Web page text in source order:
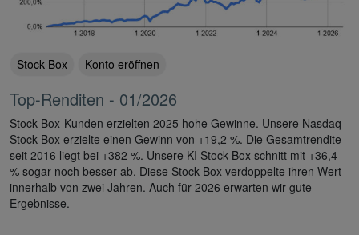
Stock-Box Konto eröffnen
Top-Renditen - 01/2026
Stock-Box-Kunden erzielten 2025 hohe Gewinne. Unsere Nasdaq
Stock-Box erzielte einen Gewinn von +19,2 %. Die Gesamtrendite
seit 2016 liegt bei +382 %. Unsere KI Stock-Box schnitt mit +36,4
% sogar noch besser ab. Diese Stock-Box verdoppelte ihren Wert
innerhalb von zwei Jahren. Auch für 2026 erwarten wir gute
Ergebnisse.